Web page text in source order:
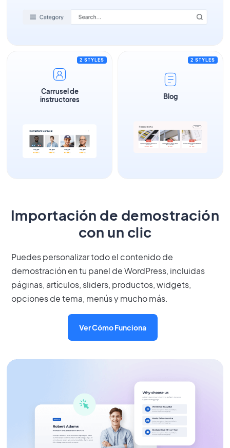
2 STYLES
Carrusel de
instructores
2 STYLES
Blog
Importación de demostración
con un clic
Puedes personalizar todo el contenido de
demostración en tu panel de WordPress, incluidas
páginas, artículos, sliders, productos, widgets,
opciones de tema, menús y mucho más.
Ver Cómo Funciona